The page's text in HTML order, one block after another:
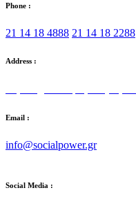
Phone :
21 14 18 4888 21 14 18 2288
Address :
Email :
info@socialpower.gr
Social Media :